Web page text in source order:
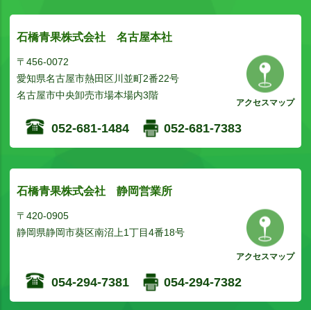
石橋青果株式会社 名古屋本社
〒456-0072
愛知県名古屋市熱田区川並町2番22号
名古屋市中央卸売市場本場内3階
アクセスマップ
052-681-1484 052-681-7383
石橋青果株式会社 静岡営業所
〒420-0905
静岡県静岡市葵区南沼上1丁目4番18号
アクセスマップ
054-294-7381 054-294-7382